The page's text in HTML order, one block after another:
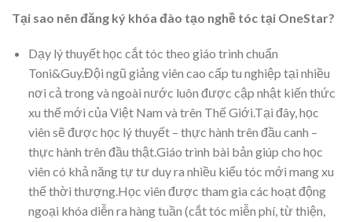
Tại sao nên đăng ký khóa đào tạo nghề tóc tại OneStar?
Dạy lý thuyết học cắt tóc theo giáo trình chuẩn
Toni&Guy.Đội ngũ giảng viên cao cấp tu nghiệp tại nhiều
nơi cả trong và ngoài nước luôn được cập nhật kiến thức
xu thế mới của Việt Nam và trên Thế Giới.Tại đây, học
viên sẽ được học lý thuyết – thực hành trên đầu canh –
thực hành trên đầu thật.Giáo trình bài bản giúp cho học
viên có khả năng tự tư duy ra nhiều kiểu tóc mới mang xu
thế thời thượng.Học viên được tham gia các hoạt động
ngoại khóa diễn ra hàng tuần (cắt tóc miễn phí, từ thiện,